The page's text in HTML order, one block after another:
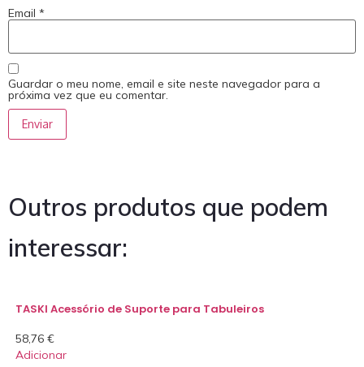
Email *
Guardar o meu nome, email e site neste navegador para a
próxima vez que eu comentar.
Outros produtos que podem
interessar:
TASKI Acessório de Suporte para Tabuleiros
58,76 €
Adicionar